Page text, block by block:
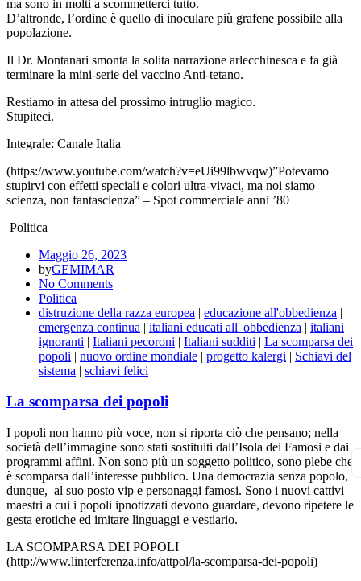
ma sono in molti a scommetterci tutto.
D’altronde, l’ordine è quello di inoculare più grafene possibile alla
popolazione.
Il Dr. Montanari smonta la solita narrazione arlecchinesca e fa già
terminare la mini-serie del vaccino Anti-tetano.
Restiamo in attesa del prossimo intruglio magico.
Stupiteci.
Integrale: Canale Italia
(https://www.youtube.com/watch?v=eUi99lbwvqw)”Potevamo
stupirvi con effetti speciali e colori ultra-vivaci, ma noi siamo
scienza, non fantascienza” – Spot commerciale anni ’80
Politica
Maggio 26, 2023
byGEMIMAR
No Comments
Politica
distruzione della razza europea | educazione all'obbedienza |
emergenza continua | italiani educati all' obbedienza | italiani
ignoranti | Italiani pecoroni | Italiani sudditi | La scomparsa dei
popoli | nuovo ordine mondiale | progetto kalergi | Schiavi del
sistema | schiavi felici
La scomparsa dei popoli
I popoli non hanno più voce, non si riporta ciò che pensano; nella
società dell’immagine sono stati sostituiti dall’Isola dei Famosi e dai
programmi affini. Non sono più un soggetto politico, sono plebe che
è scomparsa dall’interesse pubblico. Una democrazia senza popolo,
dunque, al suo posto vip e personaggi famosi. Sono i nuovi cattivi
maestri a cui i popoli ipnotizzati devono guardare, devono ripetere le
gesta erotiche ed imitare linguaggi e vestiario.
LA SCOMPARSA DEI POPOLI
(http://www.linterferenza.info/attpol/la-scomparsa-dei-popoli)